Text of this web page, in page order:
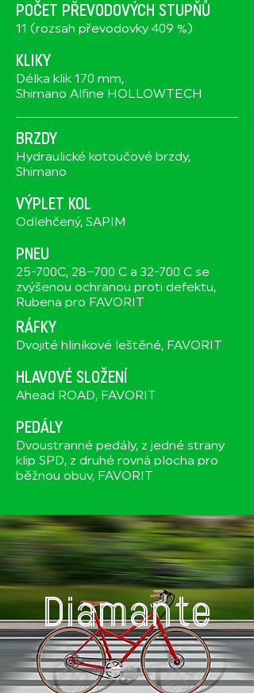
POČET PŘEVODOVÝCH STUPŇŮ
11 (rozsah převodovky 409 %)
KLIKY
Délka klik 170 mm,
Shimano Alfine HOLLOWTECH
BRZDY
Hydraulické kotoučové brzdy,
Shimano
VÝPLET KOL
Odlehčený, SAPIM
PNEU
25-700C, 28–700 C a 32-700 C se
zvýšenou ochranou proti defektu,
Rubena pro FAVORIT
RÁFKY
Dvojité hliníkové leštěné, FAVORIT
HLAVOVÉ SLOŽENÍ
Ahead ROAD, FAVORIT
PEDÁLY
Dvoustranné pedály, z jedné strany
klip SPD, z druhé rovná plocha pro
běžnou obuv, FAVORIT
Diamante